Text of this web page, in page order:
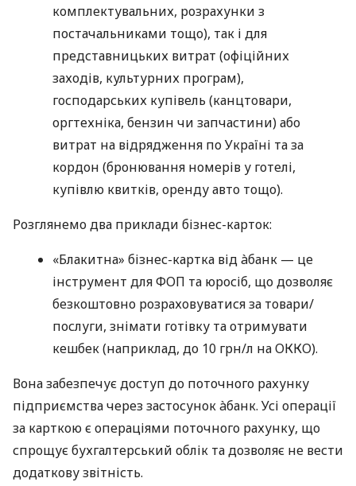
комплектувальних, розрахунки з
постачальниками тощо), так і для
представницьких витрат (офіційних
заходів, культурних програм),
господарських купівель (канцтовари,
оргтехніка, бензин чи запчастини) або
витрат на відрядження по Україні та за
кордон (бронювання номерів у готелі,
купівлю квитків, оренду авто тощо).
Розглянемо два приклади бізнес-карток:
«Блакитна» бізнес-картка від àбанк — це
інструмент для ФОП та юросіб, що дозволяє
безкоштовно розраховуватися за товари/
послуги, знімати готівку та отримувати
кешбек (наприклад, до 10 грн/л на ОККО).
Вона забезпечує доступ до поточного рахунку
підприємства через застосунок àбанк. Усі операції
за карткою є операціями поточного рахунку, що
спрощує бухгалтерський облік та дозволяє не вести
додаткову звітність.